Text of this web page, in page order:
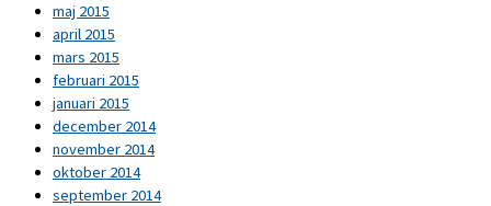
maj 2015
april 2015
mars 2015
februari 2015
januari 2015
december 2014
november 2014
oktober 2014
september 2014